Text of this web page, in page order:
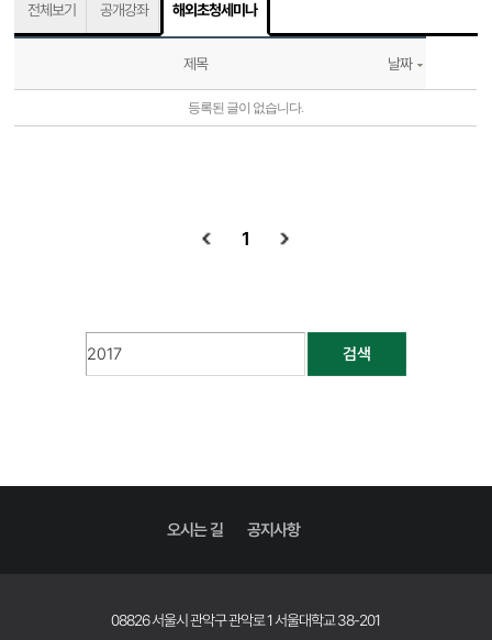
전체보기 공개강좌 해외초청세미나
제목 날짜
등록된 글이 없습니다.
1
검색
오시는 길 공지사항
08826 서울시 관악구 관악로 1 서울대학교 38-201